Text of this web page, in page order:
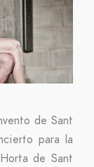
de Sant
para la
de Sant